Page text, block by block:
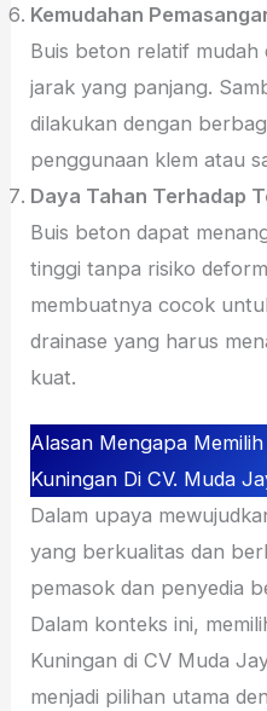
Kemudahan
Buis beton relatif mudah
jarak yang panjang.
dilakukan dengan
penggunaan klem atau
Daya Tahan Terhadap
Buis beton dapat
tinggi tanpa risiko
membuatnya cocok
drainase yang harus
kuat.
Alasan Mengapa
Kuningan Di CV. Muda
Dalam upaya
yang berkualitas dan
pemasok dan penyedia
Dalam konteks ini,
Kuningan di CV Muda
menjadi pilihan utama